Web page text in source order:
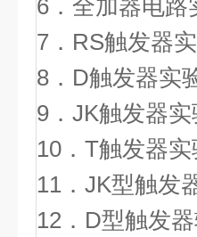
6．全
7．RS
8．D
9．JK
10．T
11．JK型
12．D型触